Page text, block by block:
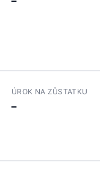
ÚROK NA ZŮSTATKU
–